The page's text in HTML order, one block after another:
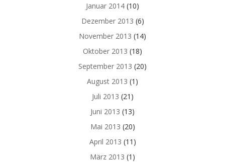
Januar 2014 (10)
Dezember 2013 (6)
November 2013 (14)
Oktober 2013 (18)
September 2013 (20)
August 2013 (1)
Juli 2013 (21)
Juni 2013 (13)
Mai 2013 (20)
April 2013 (11)
März 2013 (1)